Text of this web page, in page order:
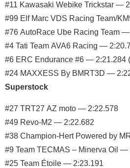
#11 Kawasaki Webike Trickstar —
#99 Elf Marc VDS Racing Team/
#76 AutoRace Ube Racing Team
#4 Tati Team AVA6 Racing —
#6 ERC Endurance #6 — 2:21.284
#24 MAXXESS By BMRT3D —
Superstock
#27 TRT27 AZ moto — 2:22.578
#49 Revo-M2 — 2:22.682
#38 Champion-Hert Powered by
#9 Team TECMAS – Minerva Oil —
#25 Team Étoile — 2:23.191